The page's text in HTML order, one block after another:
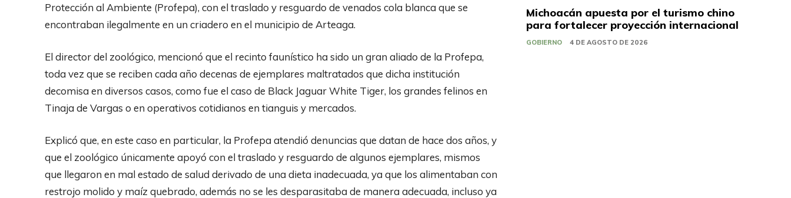
Protección al Ambiente (Profepa), con el traslado y resguardo de venados cola blanca que se
encontraban ilegalmente en un criadero en el municipio de Arteaga.
El director del zoológico, mencionó que el recinto faunístico ha sido un gran aliado de la Profepa,
toda vez que se reciben cada año decenas de ejemplares maltratados que dicha institución
decomisa en diversos casos, como fue el caso de Black Jaguar White Tiger, los grandes felinos en
Tinaja de Vargas o en operativos cotidianos en tianguis y mercados.
Explicó que, en este caso en particular, la Profepa atendió denuncias que datan de hace dos años, y
que el zoológico únicamente apoyó con el traslado y resguardo de algunos ejemplares, mismos
que llegaron en mal estado de salud derivado de una dieta inadecuada, ya que los alimentaban con
restrojo molido y maíz quebrado, además no se les desparasitaba de manera adecuada, incluso ya
Michoacán apuesta por el turismo chino
para fortalecer proyección internacional
GOBIERNO 4 DE AGOSTO DE 2026